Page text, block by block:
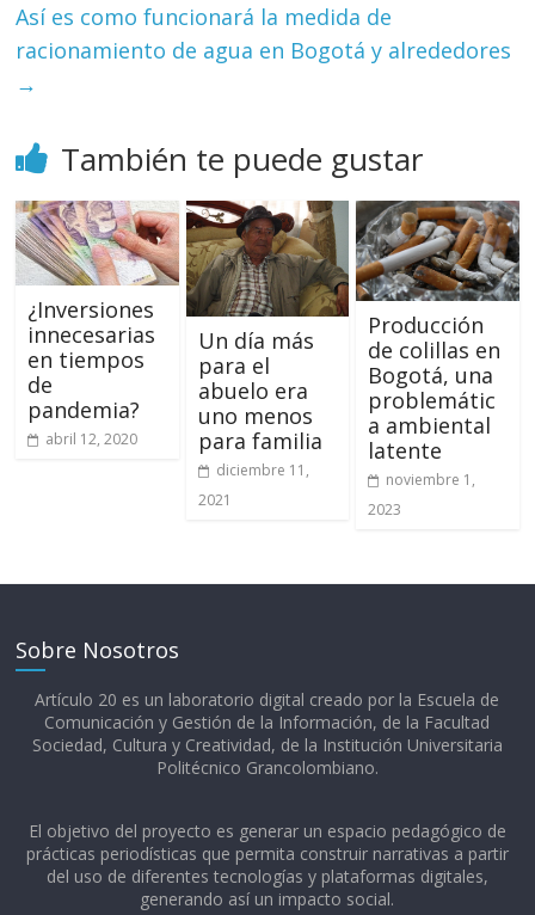
Así es como funcionará la medida de
racionamiento de agua en Bogotá y alrededores
→
También te puede gustar
¿Inversiones
innecesarias
en tiempos
de
pandemia?
abril 12, 2020
Un día más
para el
abuelo era
uno menos
para familia
diciembre 11,
2021
Producción
de colillas en
Bogotá, una
problemátic
a ambiental
latente
noviembre 1,
2023
Sobre Nosotros
Artículo 20 es un laboratorio digital creado por la Escuela de
Comunicación y Gestión de la Información, de la Facultad
Sociedad, Cultura y Creatividad, de la Institución Universitaria
Politécnico Grancolombiano.​
El objetivo del proyecto es generar un espacio pedagógico de
prácticas periodísticas que permita construir narrativas a partir
del uso de diferentes tecnologías y plataformas digitales,
generando así un impacto social.